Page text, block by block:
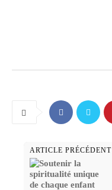
ARTICLE PRÉCÉDENT